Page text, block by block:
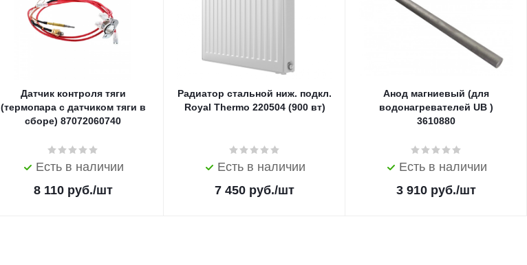
Датчик контроля тяги
(термопара с датчиком тяги в
сборе) 87072060740
Есть в наличии
8 110руб./шт
Радиатор стальной ниж. подкл.
Royal Thermo 220504 (900 вт)
Есть в наличии
7 450 руб./шт
Анод магниевый (для
водонагревателей UB )
3610880
Есть в наличии
3 910 руб./шт